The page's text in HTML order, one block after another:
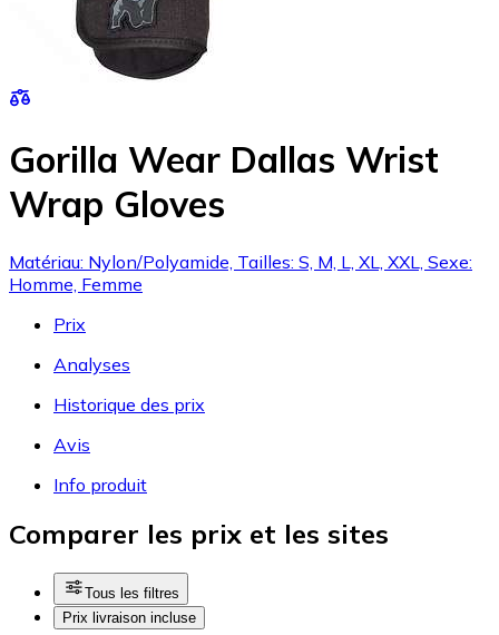
Gorilla Wear Dallas Wrist
Wrap Gloves
Matériau: Nylon/Polyamide, Tailles: S, M, L, XL, XXL, Sexe:
Homme, Femme
Prix
Analyses
Historique des prix
Avis
Info produit
Comparer les prix et les sites
Tous les filtres
Prix livraison incluse